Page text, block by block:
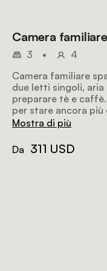
Camera
3 •
4
Camera familiare
due letti singoli,
preparare tè e
per stare ancora
Mostra di più
Da 311 USD